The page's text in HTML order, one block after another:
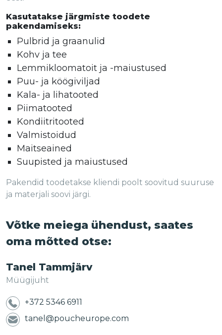
Kasutatakse järgmiste toodete
pakendamiseks:
Pulbrid ja graanulid
Kohv ja tee
Lemmikloomatoit ja -maiustused
Puu- ja köögiviljad
Kala- ja lihatooted
Piimatooted
Kondiitritooted
Valmistoidud
Maitseained
Suupisted ja maiustused
Pakendid toodetakse kliendi poolt soovitud suuruse
ja materjali soovi järgi.
Võtke meiega ühendust, saates
oma mõtted otse:
Tanel Tammjärv
Müügijuht
+372 5346 6911
tanel@poucheurope.com